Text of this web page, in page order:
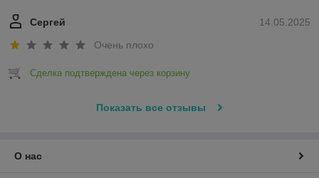
14.05.2025
Сергей
Очень плохо
Сделка подтверждена через корзину
Показать все отзывы
О нас